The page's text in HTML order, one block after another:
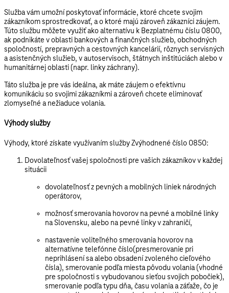
Služba vám umožní poskytovať informácie, ktoré chcete svojim
zákazníkom sprostredkovať, a o ktoré majú zároveň zákazníci záujem.
Túto službu môžete využiť ako alternatívu k Bezplatnému číslu 0800,
ak podnikáte v oblasti bankových a finančných služieb, obchodných
spoločností, prepravných a cestovných kancelárií, rôznych servisných
a asistenčných služieb, v autoservisoch, štátnych inštitúciách alebo v
humanitárnej oblasti (napr. linky záchrany).
Táto služba je pre vás ideálna, ak máte záujem o efektívnu
komunikáciu so svojimi zákazníkmi a zároveň chcete eliminovať
zlomyseľné a nežiaduce volania.
Výhody služby
Výhody, ktoré získate využívaním službyZvýhodnené číslo 0850:
Dovolateľnosť vašej spoločnosti pre vašich zákazníkov v každej
situácii
dovolateľnosť z pevných a mobilných liniek národných
operátorov,
možnosť smerovania hovorov na pevné a mobilné linky
na Slovensku, alebo na pevné linky v zahraničí,
nastavenie voliteľného smerovania hovorov na
alternatívne telefónne číslo(presmerovanie pri
neprihlásení sa alebo obsadení zvoleného cieľového
čísla), smerovanie podľamiesta pôvodu volania (vhodné
pre spoločnosti s vybudovanou sieťou svojich pobočiek),
smerovanie podľa typu dňa, času volania a záťaže, čo je